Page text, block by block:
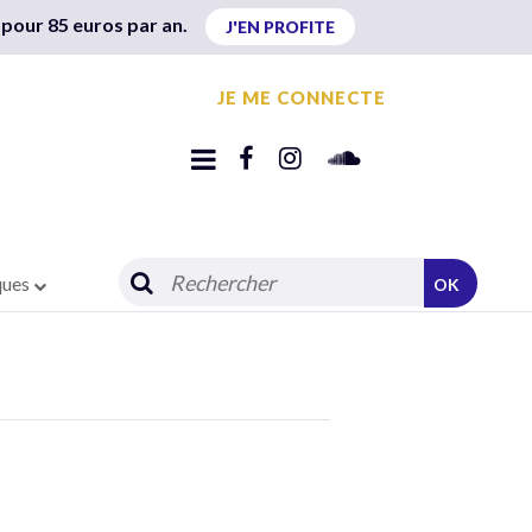
85 euros par an. J'EN PROFITE
JE ME CONNECTE
OK